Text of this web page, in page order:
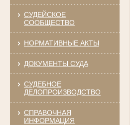
СУДЕЙСКОЕ
СООБЩЕСТВО
НОРМАТИВНЫЕ АКТЫ
ДОКУМЕНТЫ СУДА
СУДЕБНОЕ
ДЕЛОПРОИЗВОДСТВО
СПРАВОЧНАЯ
ИНФОРМАЦИЯ